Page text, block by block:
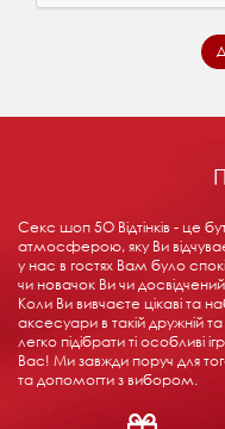
Секс шоп 5О Відтінків - це
атмосферою, яку Ви
у нас в гостях Вам було
чи новачок Ви чи
Коли Ви вивчаєте цікаві та
аксесуари в такій дружній
легко підібрати ті особливі
Вас! Ми завжди поруч для
та допомогти з вибором.